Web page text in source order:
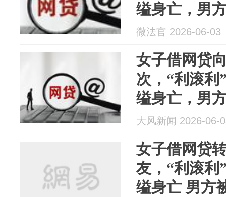
缢身亡，男
微法官 2026-06-03
女子借网贷
次，“利滚利
缢身亡，男
大风新闻 2026-06-
女子借网贷
友，“利滚利
缢身亡 男方